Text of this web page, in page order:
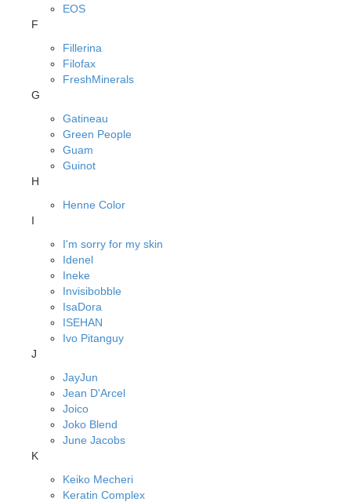
EOS
F
Fillerina
Filofax
FreshMinerals
G
Gatineau
Green People
Guam
Guinot
H
Henne Color
I
I'm sorry for my skin
Idenel
Ineke
Invisibobble
IsaDora
ISEHAN
Ivo Pitanguy
J
JayJun
Jean D'Arcel
Joico
Joko Blend
June Jacobs
K
Keiko Mecheri
Keratin Complex